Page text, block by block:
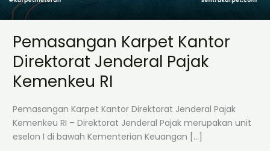
Pemasangan Karpet Kantor
Direktorat Jenderal Pajak
Kemenkeu RI
Pemasangan Karpet Kantor Direktorat Jenderal Pajak
Kemenkeu RI – Direktorat Jenderal Pajak merupakan unit
eselon I di bawah Kementerian Keuangan […]